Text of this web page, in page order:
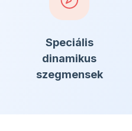
Speciális
dinamikus
szegmensek